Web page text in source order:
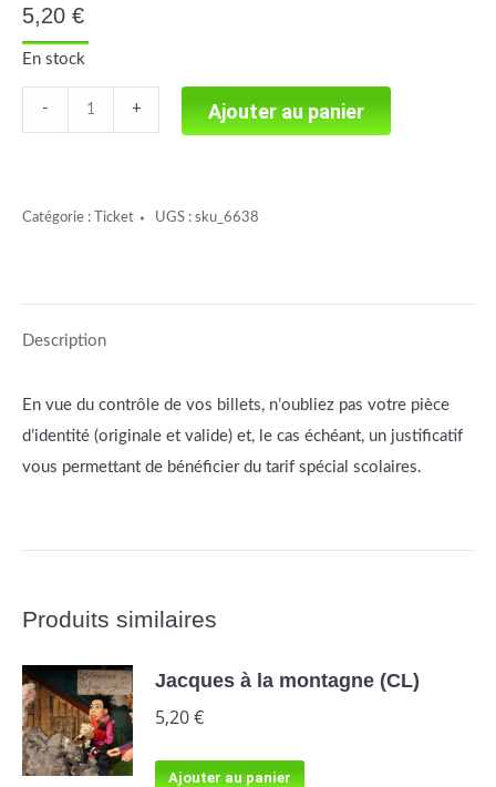
5,20 €
En stock
morceau
(SC)
- + Ajouter au panier
Catégorie : Ticket UGS : sku_6638
Description
En vue du contrôle de vos billets, n’oubliez pas votre pièce
d’identité (originale et valide) et, le cas échéant, un justificatif
vous permettant de bénéficier du tarif spécial scolaires.
Produits similaires
Jacques à la montagne (CL)
5,20€
Ajouter au panier